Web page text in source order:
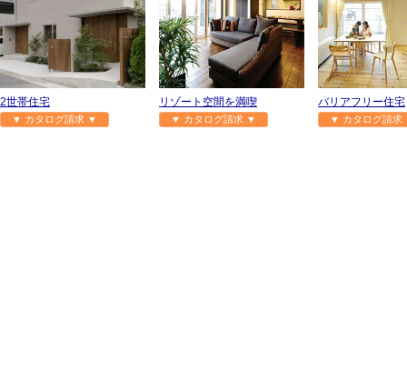
2世帯住宅
▼ カタログ請求 ▼
リゾート空間を満喫
▼ カタログ請求 ▼
バリアフリー住宅
▼ カタログ請